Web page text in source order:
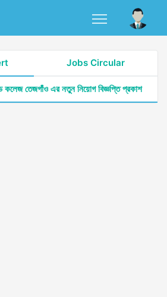
Jobs Circular
কলেজ তেজগাঁও এর নতুন নিয়োগ বিজ্ঞপ্তি প্রকাশ